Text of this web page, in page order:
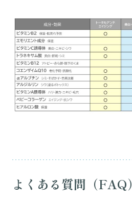
よくある質問（FAQ）